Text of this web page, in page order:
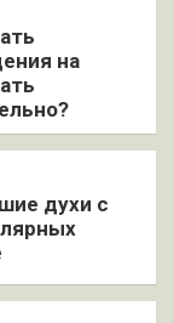
на
духи с